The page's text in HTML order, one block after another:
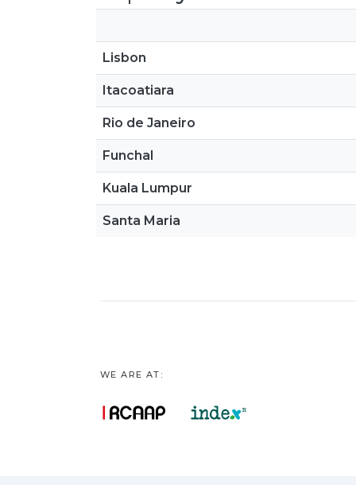
Lisbon
Itacoatiara
Rio de Janeiro
Funchal
Kuala Lumpur
Santa Maria
WE ARE AT: